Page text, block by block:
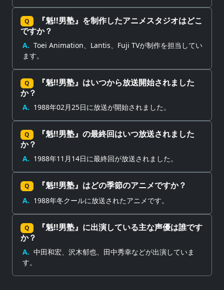
Q
『魁!!男塾』を制作したアニメスタジオはどこ
ですか？
A. Toei Animation、Lantis、Fuji TVが制作を担当してい
ます。
Q
『魁!!男塾』はいつから放送開始されました
か？
A. 1988年02月25日に放送が開始されました。
Q
『魁!!男塾』の最終回はいつ放送されました
か？
A. 1988年11月14日に最終回が放送されました。
Q 『魁!!男塾』はどの季節のアニメですか？
A. 1988年冬クールに放送されたアニメです。
Q
『魁!!男塾』に出演している主な声優は誰です
か？
A. 中田和宏、沢木郁也、田中秀幸などが出演していま
す。